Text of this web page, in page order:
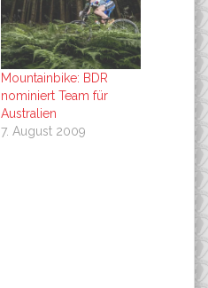
Mountainbike: BDR
nominiert Team für
Australien
7. August 2009